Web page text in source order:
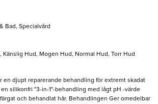
Bad, Specialvård
Känslig Hud, Mogen Hud, Normal Hud, Torr Hud
en djupt reparerande behandling för extremt skadat
silikonfri "3-in-1"-behandling med lågt pH -värde
och behandlat hår. Behandlingen Ger omedelbar